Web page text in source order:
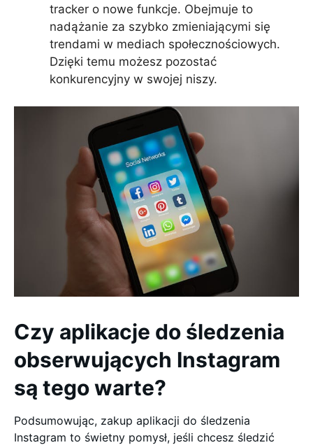
tracker o nowe funkcje. Obejmuje to
nadążanie za szybko zmieniającymi się
trendami w mediach społecznościowych.
Dzięki temu możesz pozostać
konkurencyjny w swojej niszy.
Czy aplikacje do śledzenia
obserwujących Instagram
są tego warte?
Podsumowując, zakup aplikacji do śledzenia
Instagram to świetny pomysł, jeśli chcesz śledzić